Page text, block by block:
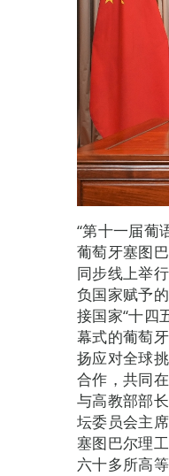
“第十一届葡
葡萄牙塞图
同步线上举
负国家赋予
接国家“十四
幕式的葡萄
扬应对全球
合作，共同
与高教部部
坛委员会主
塞图巴尔理
六十多所高